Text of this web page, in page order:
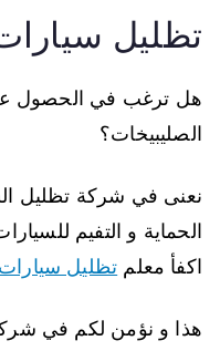
تظليل
هل ترغب في الحصول
الصليبيخات؟
نعنى في شركة تظليل
الحماية و التفيم
اكفأ معلم تظليل سيارات
هذا و نؤمن لكم في